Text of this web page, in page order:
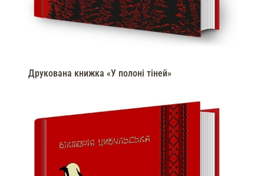
Друкована книжка «У полоні тіней»